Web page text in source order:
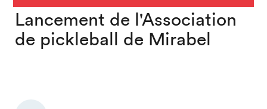
Lancement de l'Association
de pickleball de Mirabel